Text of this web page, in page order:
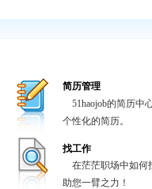
简历管理
51haojob的简历中
个性化的简历。
找工作
在茫茫职场中如何
助您一臂之力！